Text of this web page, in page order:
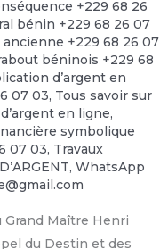
+229 68 26
bénin +229 68 26 07
+229 68 26 07
béninois +229 68
d’argent en
07 03, Tous savoir sur
en ligne,
symbolique
07 03, Travaux
,WhatsApp
Grand Maître Henri
du Destin et des